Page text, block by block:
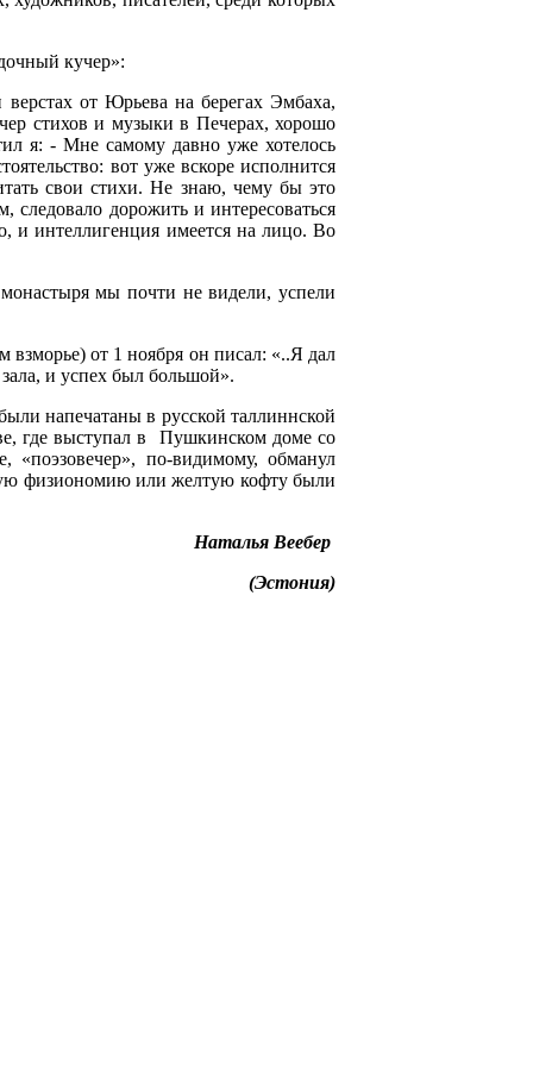
кучер»:
от Юрьева на берегах Эмбаха,
стихов и музыки в Печерах, хорошо
я: - Мне самому давно уже хотелось
вот уже вскоре исполнится
свои стихи. Не знаю, чему бы это
следовало дорожить и интересоваться
и интеллигенция имеется на лицо. Во
мы почти не видели, успели
от 1 ноября он писал: «..Я дал
и успех был большой».
напечатаны в русской таллиннской
где выступал в Пушкинском доме со
«поэзовечер», по-видимому, обманул
физиономию или желтую кофту были
Наталья Веебер
(Эстония)